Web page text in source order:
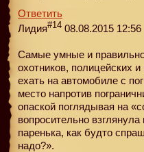
Ответить
Лидия#14 08.08.2015 12:56
Самые умные и
охотников, полицейских
ехать на автомобиле с
место напротив
опаской поглядывая на
вопросительно
паренька, как будто
надо?».